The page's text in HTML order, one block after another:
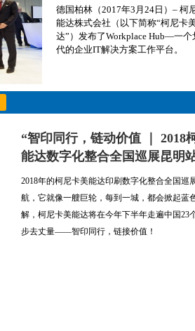
德国柏林（2017年3月24日）– 柯
能达株式会社（以下简称“柯尼卡
达”）发布了Workplace Hub—一个
代的企业IT解决方案工作平台。
“智印同行，链动价值 ｜ 2018
能达数字化整合全国巡展昆明
2018年的柯尼卡美能达印刷数字化整合全国巡
航，它就像一艘巨轮，每到一城，都会掀起蓝
解，柯尼卡美能达将在今年下半年走遍中国23
步去丈量——智印同行，链接价值！